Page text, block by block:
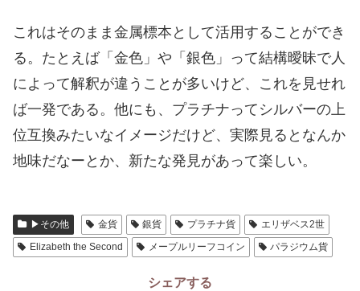
これはそのまま金属標本として活用することができ
る。たとえば「金色」や「銀色」って結構曖昧で人
によって解釈が違うことが多いけど、これを見せれ
ば一発である。他にも、プラチナってシルバーの上
位互換みたいなイメージだけど、実際見るとなんか
地味だなーとか、新たな発見があって楽しい。
▶その他 金貨 銀貨 プラチナ貨
エリザベス2世
Elizabeth the Second
メープルリーフコイン パラジウム貨
シェアする